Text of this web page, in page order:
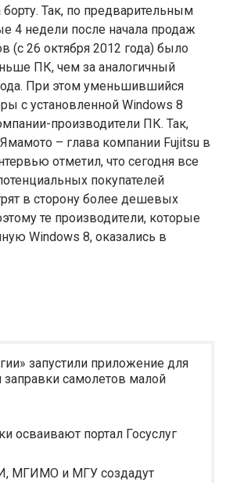
Так, по предварительным
4 недели после начала продаж
(с 26 октября 2012 года) было
ПК, чем за аналогичный
При этом уменьшившийся
с установленной Windows 8
производители ПК. Так,
– глава компании Fujitsu в
отметил, что сегодня все
покупателей
в сторону более дешевых
те производители, которые
Windows 8, оказались в
запустили приложение для
заправки самолетов малой
осваивают портал Госуслуг
МГИМО и МГУ создадут